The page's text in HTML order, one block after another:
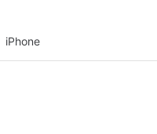
iPhone